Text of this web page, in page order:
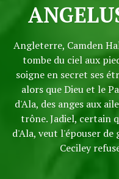
Angleterre, Camden
tombe du ciel aux
soigne en secret ses
alors que Dieu et le
d'Ala, des anges aux
trône. Jadiel, certain
d'Ala, veut l'épouser
Ceciley